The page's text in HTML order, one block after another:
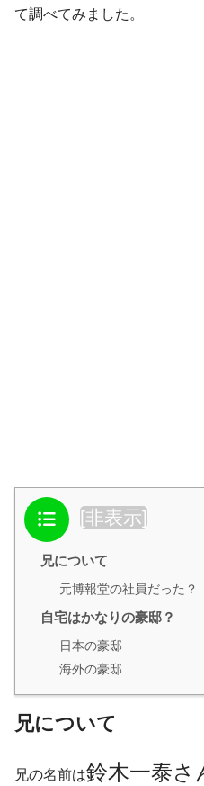
て調べてみました。
目次 [非表示]
兄について
元博報堂の社員だった？
自宅はかなりの豪邸？
日本の豪邸
海外の豪邸
兄について
兄の名前は鈴木一泰さ